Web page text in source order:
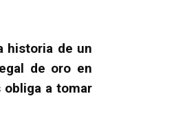
historia de un
de oro en
a tomar